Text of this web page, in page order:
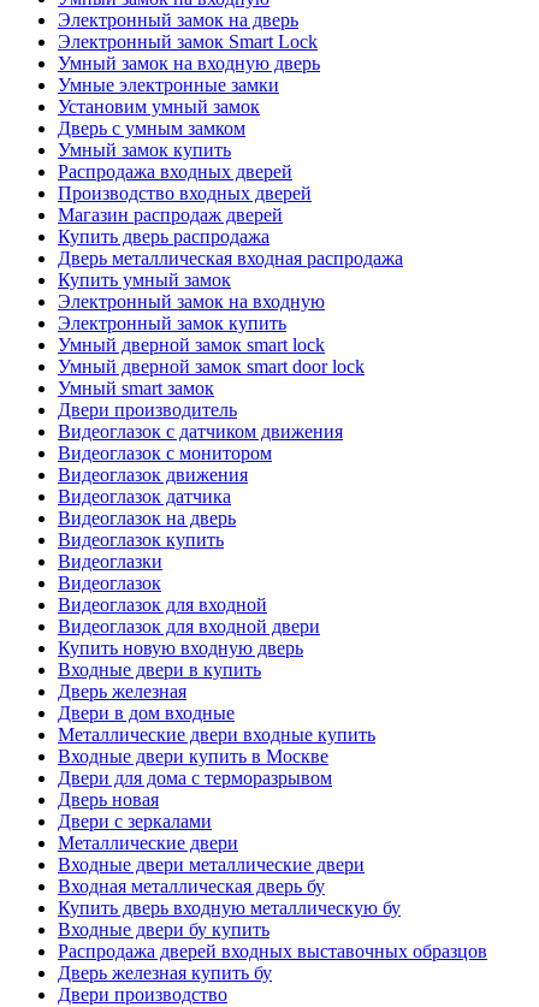
Электронный замок на дверь
Электронный замок Smart Lock
Умный замок на входную дверь
Умные электронные замки
Установим умный замок
Дверь с умным замком
Умный замок купить
Распродажа входных дверей
Производство входных дверей
Магазин распродаж дверей
Купить дверь распродажа
Дверь металлическая входная распродажа
Купить умный замок
Электронный замок на входную
Электронный замок купить
Умный дверной замок smart lock
Умный дверной замок smart door lock
Умный smart замок
Двери производитель
Видеоглазок с датчиком движения
Видеоглазок с монитором
Видеоглазок движения
Видеоглазок датчика
Видеоглазок на дверь
Видеоглазок купить
Видеоглазки
Видеоглазок
Видеоглазок для входной
Видеоглазок для входной двери
Купить новую входную дверь
Входные двери в купить
Дверь железная
Двери в дом входные
Металлические двери входные купить
Входные двери купить в Москве
Двери для дома с терморазрывом
Дверь новая
Двери с зеркалами
Металлические двери
Входные двери металлические двери
Входная металлическая дверь бу
Купить дверь входную металлическую бу
Входные двери бу купить
Распродажа дверей входных выставочных образцов
Дверь железная купить бу
Двери производство